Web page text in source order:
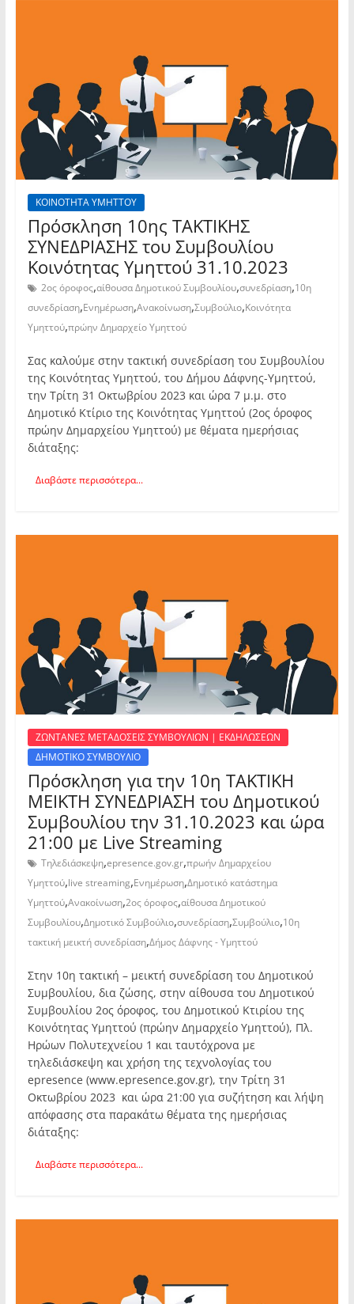
ΚΟΙΝΟΤΗΤΑ ΥΜΗΤΤΟΥ
Πρόσκληση 10ης TAKTIKHΣ
ΣΥΝΕΔΡΙΑΣΗΣ του Συμβουλίου
Κοινότητας Υμηττού 31.10.2023
2ος όροφος,αίθουσα Δημοτικού Συμβουλίου,συνεδρίαση,10η
συνεδρίαση,Ενημέρωση,Ανακοίνωση,Συμβούλιο,Κοινότητα
Υμηττού,πρώην Δημαρχείο Υμηττού
Σας καλούμε στην τακτική συνεδρίαση του Συμβουλίου
της Κοινότητας Υμηττού, του Δήμου Δάφνης-Υμηττού,
την Τρίτη 31 Οκτωβρίου 2023 και ώρα 7 μ.μ. στο
Δημοτικό Κτίριο της Κοινότητας Υμηττού (2ος όροφος
πρώην Δημαρχείου Υμηττού) με θέματα ημερήσιας
διάταξης:
Διαβάστε περισσότερα...
ΖΩΝΤΑΝΕΣ ΜΕΤΑΔΟΣΕΙΣ ΣΥΜΒΟΥΛΙΩΝ | ΕΚΔΗΛΩΣΕΩΝ
ΔΗΜΟΤΙΚΟ ΣΥΜΒΟΥΛΙΟ
Πρόσκληση για την 10η ΤΑΚΤΙΚΗ
ΜΕΙΚΤΗ ΣΥΝΕΔΡΙΑΣΗ του Δημοτικού
Συμβουλίου την 31.10.2023 και ώρα
21:00 με Live Streaming
Τηλεδιάσκεψη,epresence.gov.gr,πρωήν Δημαρχείου
Υμηττού,live streaming,Ενημέρωση,Δημοτικό κατάστημα
Υμηττού,Ανακοίνωση,2ος όροφος,αίθουσα Δημοτικού
Συμβουλίου,Δημοτικό Συμβούλιο,συνεδρίαση,Συμβούλιο,10η
τακτική μεικτή συνεδρίαση,Δήμος Δάφνης - Υμηττού
Στην 10η τακτική – μεικτή συνεδρίαση του Δημοτικού
Συμβουλίου, δια ζώσης, στην αίθουσα του Δημοτικού
Συμβουλίου 2ος όροφος, του Δημοτικού Κτιρίου της
Κοινότητας Υμηττού (πρώην Δημαρχείο Υμηττού), Πλ.
Ηρώων Πολυτεχνείου 1 και ταυτόχρονα με
τηλεδιάσκεψη και χρήση της τεχνολογίας του
epresence (www.epresence.gov.gr), την Τρίτη 31
Οκτωβρίου 2023 και ώρα 21:00 για συζήτηση και λήψη
απόφασης στα παρακάτω θέματα της ημερήσιας
διάταξης:
Διαβάστε περισσότερα...